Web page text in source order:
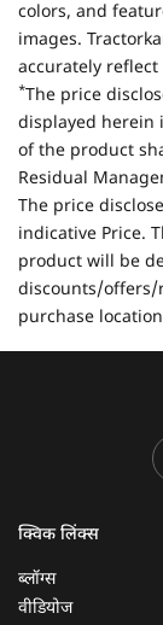
colors, and
images.
accurately
*The price
displayed herein
of the product
Residual
The price
indicative Price.
product will be
discounts/offers/
purchase
क्विक लिंक्स
ब्लॉग्स
वीडियोज